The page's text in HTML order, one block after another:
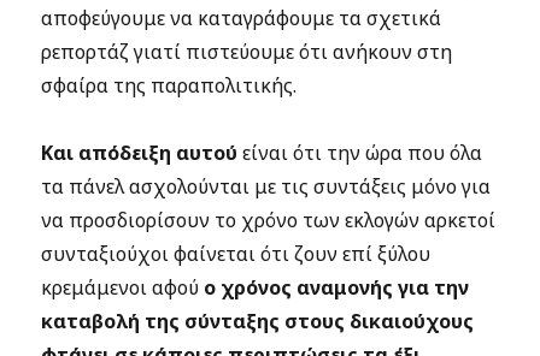
αποφεύγουμε να καταγράφουμε τα σχετικά
ρεπορτάζ γιατί πιστεύουμε ότι ανήκουν στη
σφαίρα της παραπολιτικής.
Και απόδειξη αυτού είναι ότι την ώρα που όλα
τα πάνελ ασχολούνται με τις συντάξεις μόνο για
να προσδιορίσουν το χρόνο των εκλογών αρκετοί
συνταξιούχοι φαίνεται ότι ζουν επί ξύλου
κρεμάμενοι αφού ο χρόνος αναμονής για την
καταβολή της σύνταξης στους δικαιούχους